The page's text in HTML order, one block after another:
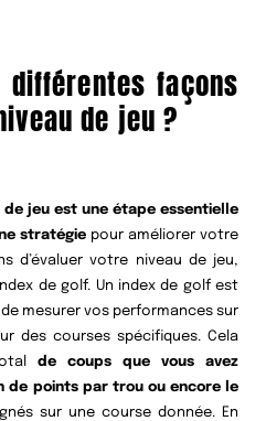
façons
de jeu ?
de jeu est une étape essentielle
stratégie pour améliorer votre
d’évaluer votre niveau de jeu,
de golf. Un index de golf est
mesurer vos performances sur
des courses spécifiques. Cela
de coups que vous avez
de points par trou ou encore le
sur une course donnée. En